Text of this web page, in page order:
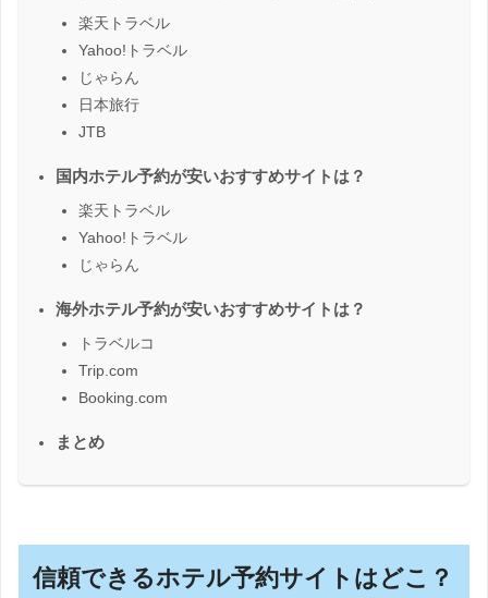
楽天トラベル
Yahoo!トラベル
じゃらん
日本旅行
JTB
国内ホテル予約が安いおすすめサイトは？
楽天トラベル
Yahoo!トラベル
じゃらん
海外ホテル予約が安いおすすめサイトは？
トラベルコ
Trip.com
Booking.com
まとめ
信頼できるホテル予約サイトはどこ？